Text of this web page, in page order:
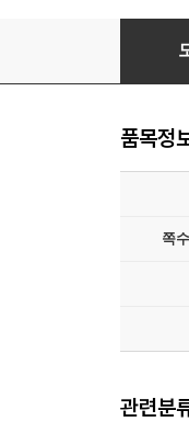
내가 알
품목정
쪽
관련분